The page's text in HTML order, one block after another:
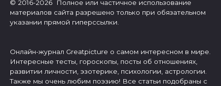
© 2016-2026 Полное или частичное использование
материалов сайта разрешено только при обязательном
указании прямой гиперссылки.
Онлайн-журнал Greatpicture о самом интересном в мире.
Интересные тесты, гороскопы, посты об отношениях,
развитии личности, эзотерике, психологии, астрологии.
Также мы очень любим поэзию! Все статьи подобраны с